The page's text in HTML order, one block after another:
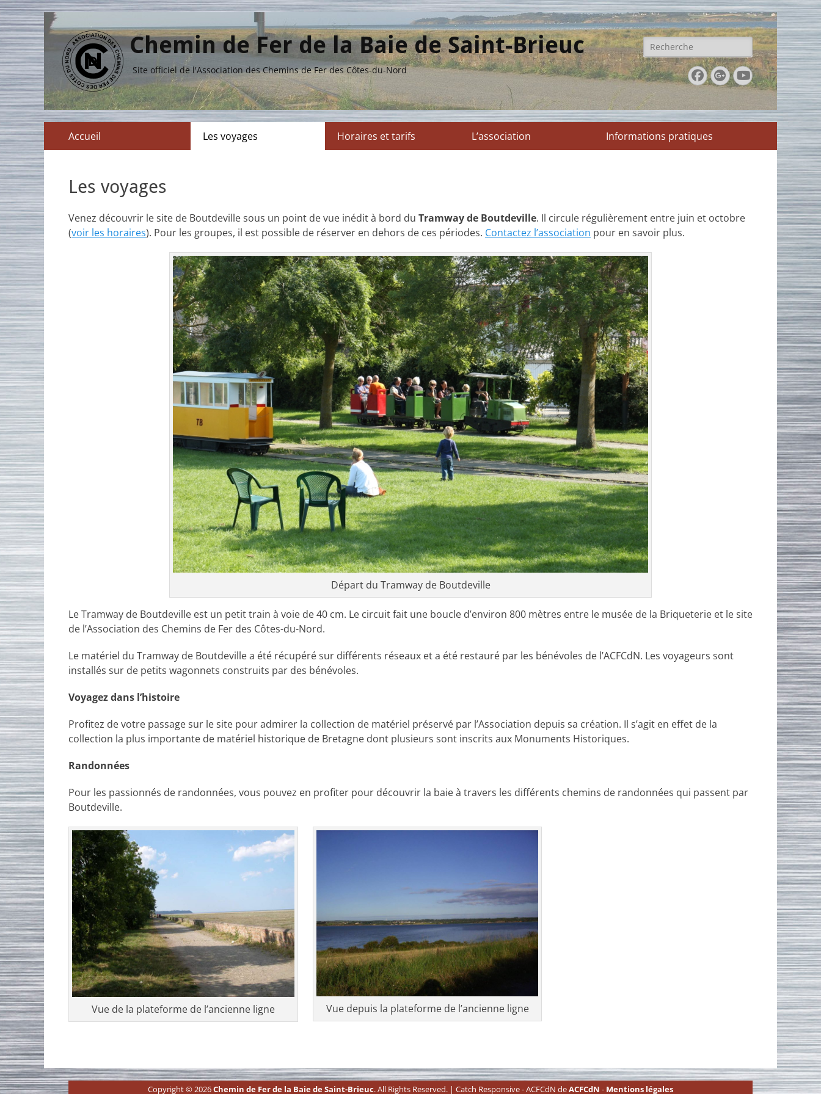
Chemin de Fer de la Baie de Saint-Brieuc
Site officiel de l'Association des Chemins de Fer des Côtes-du-Nord
Rechercher :
Facebook
Googleplus
YouTube
Menu
principal
Accueil Les voyages Horaires et tarifs L’association Informations pratiques
Les voyages
Venez découvrir le site de Boutdeville sous un point de vue inédit à bord du Tramway de Boutdeville. Il circule régulièrement entre juin et octobre
(voir les horaires). Pour les groupes, il est possible de réserver en dehors de ces périodes. Contactez l’association pour en savoir plus.
Départ du Tramway de Boutdeville
Le Tramway de Boutdeville est un petit train à voie de 40 cm. Le circuit fait une boucle d’environ 800 mètres entre le musée de la Briqueterie et le site
de l’Association des Chemins de Fer des Côtes-du-Nord.
Le matériel du Tramway de Boutdeville a été récupéré sur différents réseaux et a été restauré par les bénévoles de l’ACFCdN. Les voyageurs sont
installés sur de petits wagonnets construits par des bénévoles.
Voyagez dans l’histoire
Profitez de votre passage sur le site pour admirer la collection de matériel préservé par l’Association depuis sa création. Il s’agit en effet de la
collection la plus importante de matériel historique de Bretagne dont plusieurs sont inscrits aux Monuments Historiques.
Randonnées
Pour les passionnés de randonnées, vous pouvez en profiter pour découvrir la baie à travers les différents chemins de randonnées qui passent par
Boutdeville.
Vue de la plateforme de l’ancienne ligne Vue depuis la plateforme de l’ancienne ligne
Copyright © 2026Chemin de Fer de la Baie de Saint-Brieuc. All Rights Reserved. | Catch Responsive - ACFCdN deACFCdN - Mentions légales